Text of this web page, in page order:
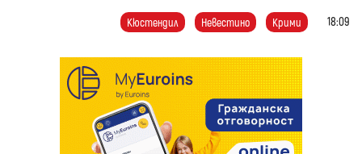
Кюстендил Невестино Крими 18:09